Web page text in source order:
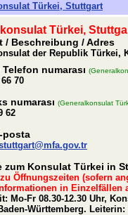
Türkei, Stuttgart
Türkei,
/ Beschreibung / Adres
der Republik Türkei,
Telefon numarası
70
numarası (Generalkonsulat
62
posta
zum Konsulat Türkei in
Öffnungszeiten (sofern
in Einzelfällen
Mo-Fr 08.30-12.30 Uhr,
Württemberg.